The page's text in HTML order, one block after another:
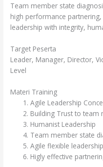
Team member state
high performance
leadership with integrity,
Target Peserta
Leader, Manager, Director,
Level
Materi Training
Agile Leadership
Building Trust to team
Humanist Leadership
Team member state
Agile flexible leadership
Higly effective